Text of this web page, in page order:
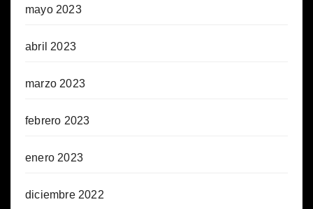
mayo 2023
abril 2023
marzo 2023
febrero 2023
enero 2023
diciembre 2022